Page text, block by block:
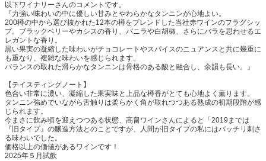
以下ワイナリーさんのコメントです。
『力強い味わいの中に優しい甘みとやわらかなタンニンが心地よい。
200樽の中から選び抜かれた12本の樽をブレンドした当社赤ワインのフラグシッ
プ。ブラックベリーやカシスの香り、バニラや白胡椒、さらにバラを思わせるエ
レガントな香り。
黒い果実の凝縮した味わいがチョコレートやスパイスのニュアンスと共に幾重に
も重なり、複雑な味わいを感じられます。
バランスの取れた滑らかなタンニンは骨格のある酸と融合し、余韻も長い。』
【テイスティングノート】
色合い非常に濃い、凝縮した果実味と上品な樽香がとても心地よく薫ります。
タンニン強めでいながら舌触りは柔らかく角が取れつつある熟成の初期段階が感
じられます。
今まさに飲み頃を迎えつつある状態、高畠ワインさんによると「2019までは
『旧タイプ』の醸造方法とのことですが、人間が旧タイプの私にはバッチリ刺さ
る味わいでした。
価格以上の価値があるワインです！
2025年５月試飲